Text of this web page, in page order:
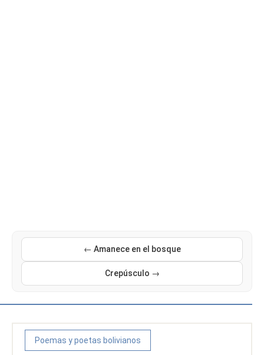
← Amanece en el bosque
Crepúsculo →
Poemas y poetas bolivianos